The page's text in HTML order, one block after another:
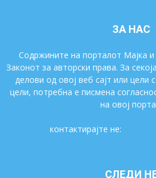
ЗА НАС
Содржините на порталот Мајка
Законот за авторски права. За
делови од овој веб сајт или цели
цели, потребна е писмена
на овој
контактирајте не:
СЛЕДИ